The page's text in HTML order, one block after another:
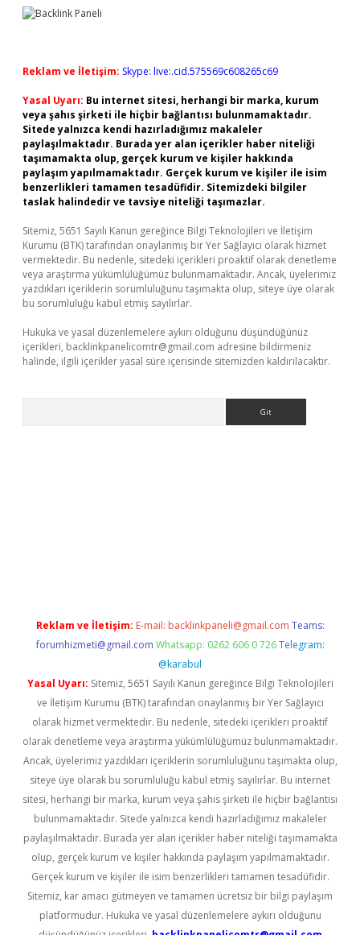
Reklam ve İletişim: Skype: live:.cid.575569c608265c69
Yasal Uyarı: Bu internet sitesi, herhangi bir marka, kurum
veya şahıs şirketi ile hiçbir bağlantısı bulunmamaktadır.
Sitede yalnızca kendi hazırladığımız makaleler
paylaşılmaktadır. Burada yer alan içerikler haber niteliği
taşımamakta olup, gerçek kurum ve kişiler hakkında
paylaşım yapılmamaktadır. Gerçek kurum ve kişiler ile isim
benzerlikleri tamamen tesadüfidir. Sitemizdeki bilgiler
taslak halindedir ve tavsiye niteliği taşımazlar.
Sitemiz, 5651 Sayılı Kanun gereğince Bilgi Teknolojileri ve İletişim
Kurumu (BTK) tarafından onaylanmış bir Yer Sağlayıcı olarak hizmet
vermektedir. Bu nedenle, sitedeki içerikleri proaktif olarak denetleme
veya araştırma yükümlülüğümüz bulunmamaktadır. Ancak, üyelerimiz
yazdıkları içeriklerin sorumluluğunu taşımakta olup, siteye üye olarak
bu sorumluluğu kabul etmiş sayılırlar.
Hukuka ve yasal düzenlemelere aykırı olduğunu düşündüğünüz
içerikleri, backlinkpanelicomtr@gmail.com adresine bildirmeniz
halinde, ilgili içerikler yasal süre içerisinde sitemizden kaldırılacaktır.
Reklam ve İletişim: E-mail: backlinkpaneli@gmail.com Teams:
forumhizmeti@gmail.com Whatsapp: 0262 606 0 726 Telegram:
@karabul
Yasal Uyarı: Sitemiz, 5651 Sayılı Kanun gereğince Bilgi Teknolojileri
ve İletişim Kurumu (BTK) tarafından onaylanmış bir Yer Sağlayıcı
olarak hizmet vermektedir. Bu nedenle, sitedeki içerikleri proaktif
olarak denetleme veya araştırma yükümlülüğümüz bulunmamaktadır.
Ancak, üyelerimiz yazdıkları içeriklerin sorumluluğunu taşımakta olup,
siteye üye olarak bu sorumluluğu kabul etmiş sayılırlar. Bu internet
sitesi, herhangi bir marka, kurum veya şahıs şirketi ile hiçbir bağlantısı
bulunmamaktadır. Sitede yalnızca kendi hazırladığımız makaleler
paylaşılmaktadır. Burada yer alan içerikler haber niteliği taşımamakta
olup, gerçek kurum ve kişiler hakkında paylaşım yapılmamaktadır.
Gerçek kurum ve kişiler ile isim benzerlikleri tamamen tesadüfidir.
Sitemiz, kar amacı gütmeyen ve tamamen ücretsiz bir bilgi paylaşım
platformudur. Hukuka ve yasal düzenlemelere aykırı olduğunu